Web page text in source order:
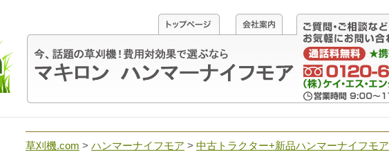
草刈機.com > ハンマーナイフモア > 中古トラクター+新品ハンマーナイフモア